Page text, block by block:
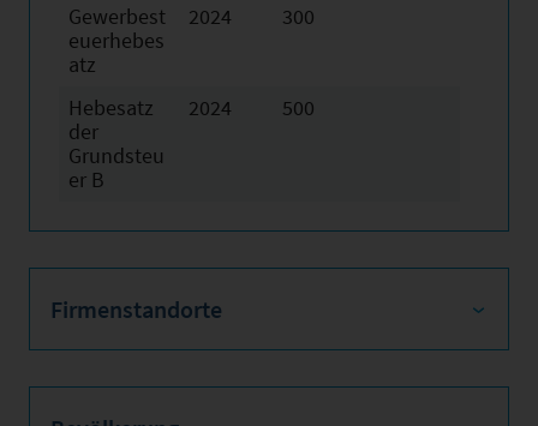
Gewerbest
euerhebes
atz
2024 300
Hebesatz
der
Grundsteu
er B
2024 500
Firmenstandorte